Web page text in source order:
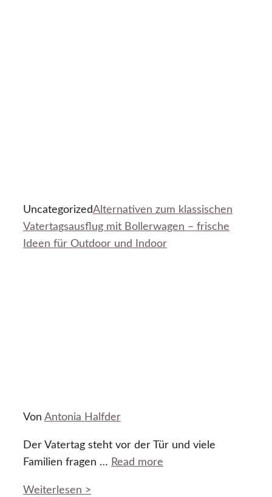
UncategorizedAlternativen zum klassischen
Vatertagsausflug mit Bollerwagen – frische
Ideen für Outdoor und Indoor
Von Antonia Halfder
Der Vatertag steht vor der Tür und viele
Familien fragen … Read more
Weiterlesen >